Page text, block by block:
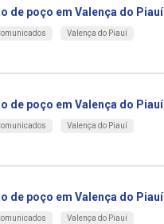
de poço em Valença do Piauí
Valença do Piauí
de poço em Valença do Piauí
Valença do Piauí
de poço em Valença do Piauí
Valença do Piauí